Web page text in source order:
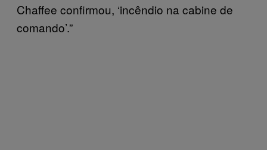
Chaffee confirmou, ‘incêndio na cabine de
comando’.”